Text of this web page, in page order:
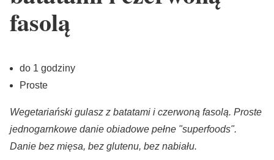
fasolą
do 1 godziny
Proste
Wegetariański gulasz z batatami i czerwoną fasolą. Proste
jednogarnkowe danie obiadowe pełne "superfoods".
Danie bez mięsa, bez glutenu, bez nabiału.